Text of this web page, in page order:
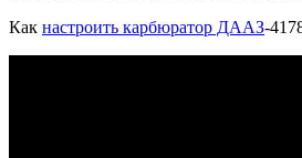
Как настроить карбюратор ДААЗ-